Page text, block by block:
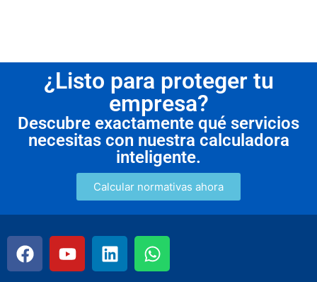
¿Listo para proteger tu
empresa?
Descubre exactamente qué servicios
necesitas con nuestra calculadora
inteligente.
Calcular normativas ahora